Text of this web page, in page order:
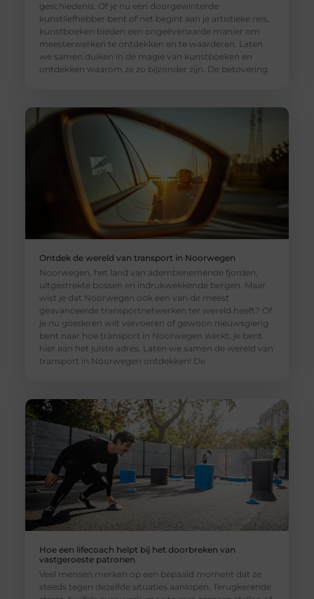
geschiedenis. Of je nu een doorgewinterde
kunstliefhebber bent of net begint aan je artistieke reis,
kunstboeken bieden een ongeëvenaarde manier om
meesterwerken te ontdekken en te waarderen. Laten
we samen duiken in de magie van kunstboeken en
ontdekken waarom ze zo bijzonder zijn. De betovering
Ontdek de wereld van transport in Noorwegen
Noorwegen, het land van adembenemende fjorden,
uitgestrekte bossen en indrukwekkende bergen. Maar
wist je dat Noorwegen ook een van de meest
geavanceerde transportnetwerken ter wereld heeft? Of
je nu goederen wilt vervoeren of gewoon nieuwsgierig
bent naar hoe transport in Noorwegen werkt, je bent
hier aan het juiste adres. Laten we samen de wereld van
transport in Noorwegen ontdekken! De
Hoe een lifecoach helpt bij het doorbreken van
vastgeroeste patronen
Veel mensen merken op een bepaald moment dat ze
steeds tegen dezelfde situaties aanlopen. Terugkerende